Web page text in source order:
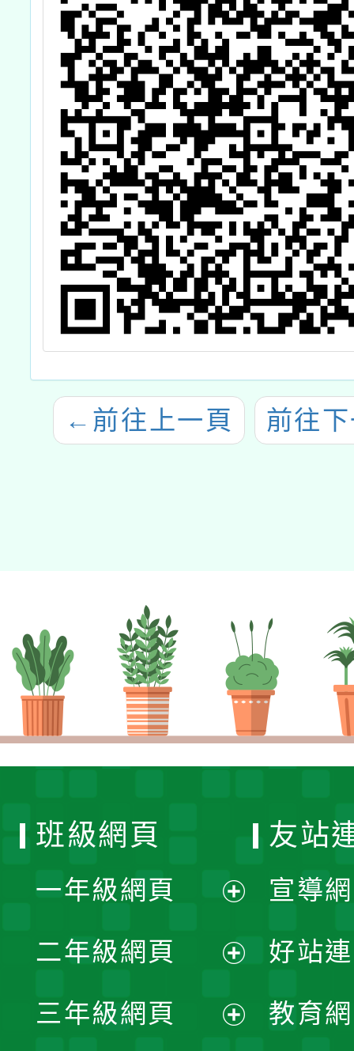
← 前往上一頁 前往
班級網頁
一年級網頁
開
選
二年級網頁
開
三年級網頁
友站
宣導
好站
教育